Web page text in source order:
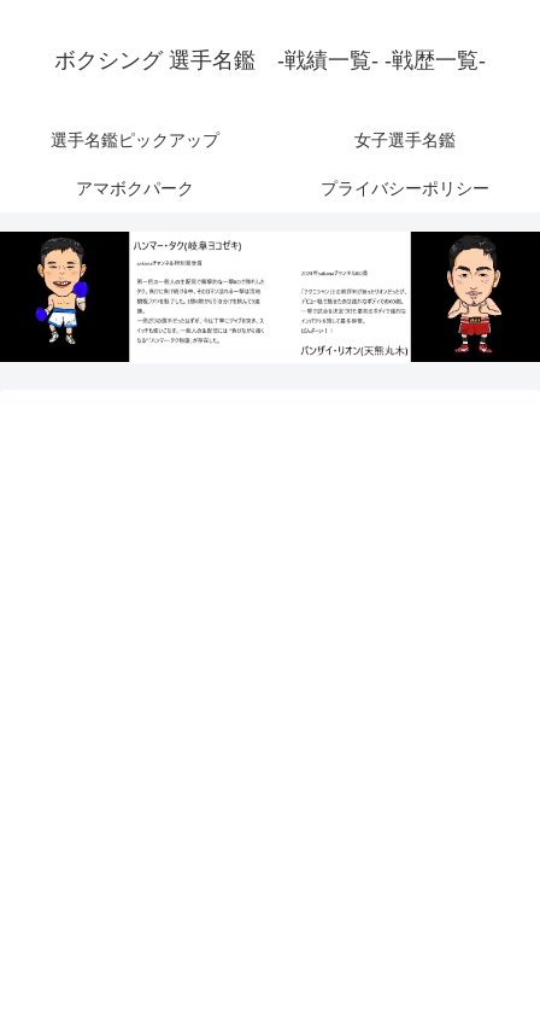
ボクシング 選手名鑑 -戦績一覧- -戦歴一覧-
選手名鑑ピックアップ 女子選手名鑑
アマボクパーク プライバシーポリシー